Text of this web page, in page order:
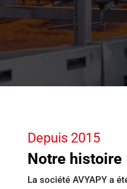
Depuis 2015
Notre histoire
La société AVYAPY a